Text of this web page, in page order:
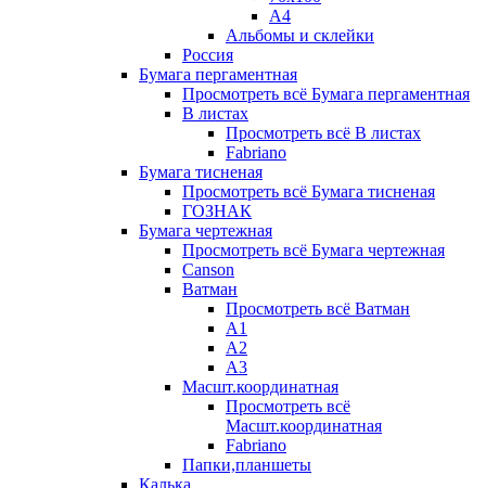
А4
Альбомы и склейки
Россия
Бумага пергаментная
Просмотреть всё Бумага пергаментная
В листах
Просмотреть всё В листах
Fabriano
Бумага тисненая
Просмотреть всё Бумага тисненая
ГОЗНАК
Бумага чертежная
Просмотреть всё Бумага чертежная
Canson
Ватман
Просмотреть всё Ватман
А1
А2
А3
Масшт.координатная
Просмотреть всё
Масшт.координатная
Fabriano
Папки,планшеты
Калька